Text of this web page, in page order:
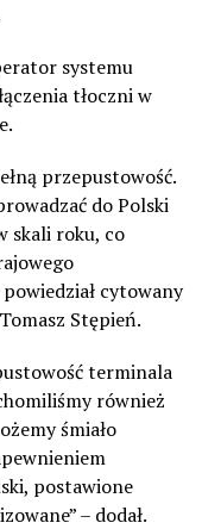
systemu
tłoczni w
przepustowość.
do Polski
skali roku, co
cytowany
Stępień.
terminala
również
śmiało
postawione
– dodał.